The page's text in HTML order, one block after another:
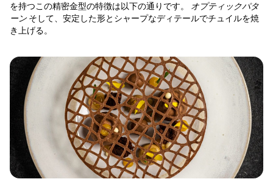
を持つこの精密金型の特徴は以下の通りです。 オプティックパタ
ーンそして、安定した形とシャープなディテールでチュイルを焼
き上げる。